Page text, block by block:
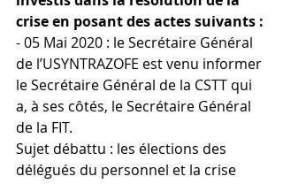
crise en posant des actes suivants :
- 05 Mai 2020 : le Secrétaire Général
de l’USYNTRAZOFE est venu informer
le Secrétaire Général de la CSTT qui
a, à ses côtés, le Secrétaire Général
de la FIT.
Sujet débattu : les élections des
délégués du personnel et la crise